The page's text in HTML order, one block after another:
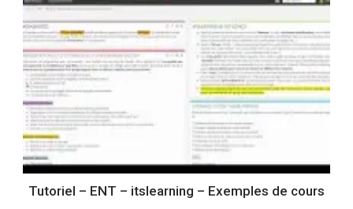
Tutoriel – ENT – itslearning – Exemples de cours